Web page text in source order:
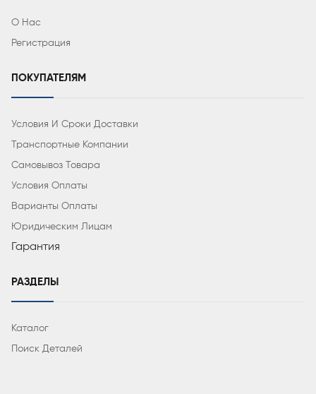
О Нас
Регистрация
ПОКУПАТЕЛЯМ
Условия И Сроки Доставки
Транспортные Компании
Самовывоз Товара
Условия Оплаты
Варианты Оплаты
Юридическим Лицам
Гарантия
РАЗДЕЛЫ
Каталог
Поиск Деталей